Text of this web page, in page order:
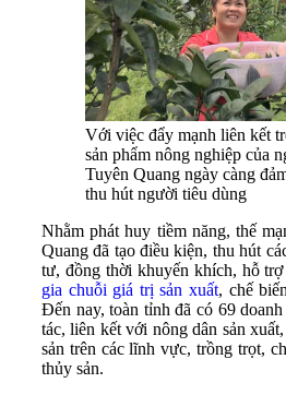
Với việc đẩy mạnh liên kết
sản phẩm nông nghiệp của
Tuyên Quang ngày càng
thu hút người tiêu dùng
Nhằm phát huy tiềm năng, thế
Quang đã tạo điều kiện, thu hút
tư, đồng thời khuyến khích, hỗ
gia chuỗi giá trị sản xuất, chế
Đến nay, toàn tỉnh đã có 69
tác, liên kết với nông dân sản
sản trên các lĩnh vực, trồng trọt,
thủy sản.